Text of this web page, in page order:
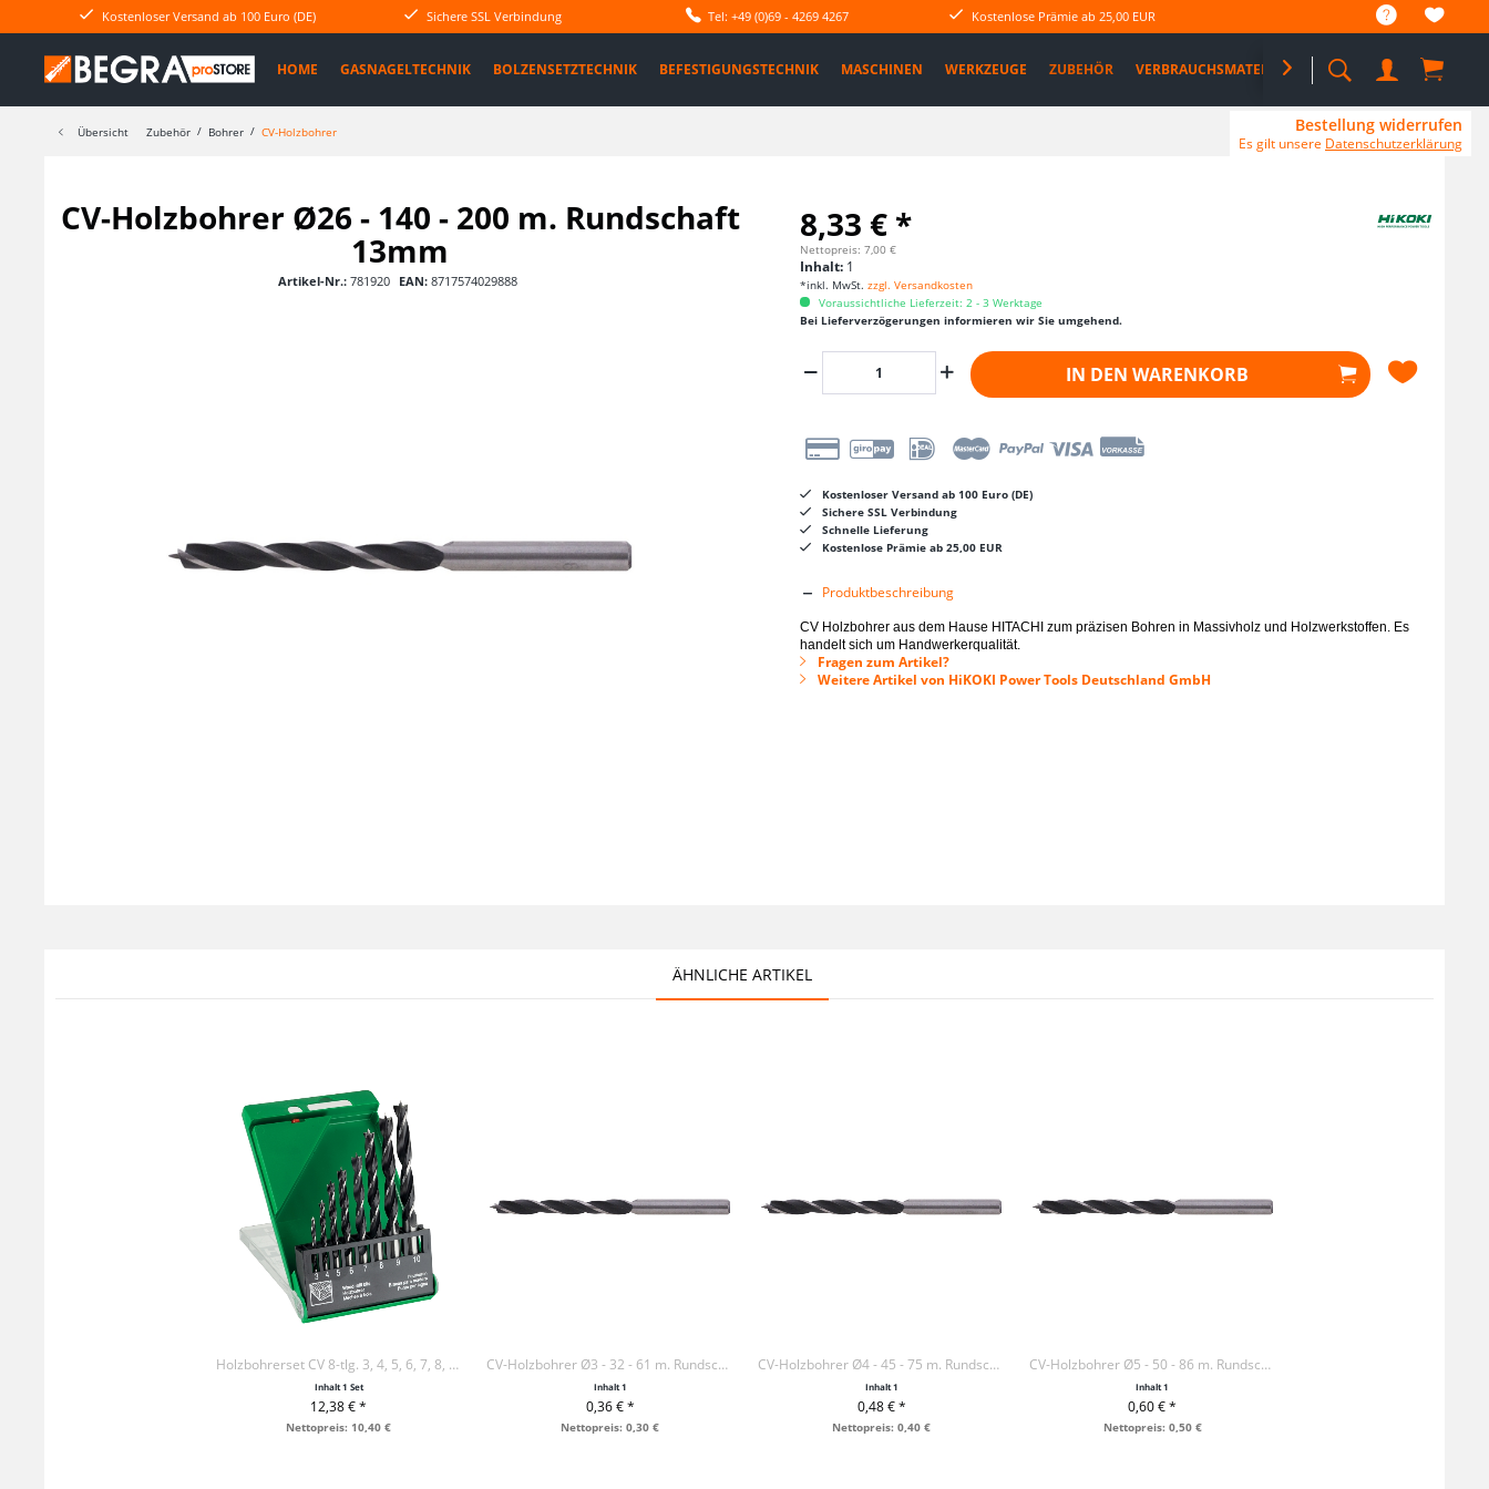
Kostenloser Versand ab 100 Euro (DE) Sichere SSL Verbindung Tel: +49 (0)69 - 4269 4267 Kostenlose Prämie ab 25,00 EUR
HOME GASNAGELTECHNIK BOLZENSETZTECHNIK BEFESTIGUNGSTECHNIK MASCHINEN WERKZEUGE ZUBEHÖR VERBRAUCHSMATERIAL %SALE% PRO DEALS

Übersicht Zubehör Bohrer CV-Holzbohrer
CV-Holzbohrer Ø26 - 140 - 200 m. Rundschaft
13mm
Artikel-Nr.: 781920 EAN: 8717574029888
8,33 € *
Nettopreis: 7,00 €
Inhalt: 1
*inkl. MwSt. zzgl. Versandkosten
Voraussichtliche Lieferzeit: 2 - 3 Werktage
Bei Lieferverzögerungen informieren wir Sie umgehend.
IN DEN WARENKORB
Kostenloser Versand ab 100 Euro (DE)
Sichere SSL Verbindung
Schnelle Lieferung
Kostenlose Prämie ab 25,00 EUR
Produktbeschreibung
CV Holzbohrer aus dem Hause HITACHI zum präzisen Bohren in Massivholz und Holzwerkstoffen. Es
handelt sich um Handwerkerqualität.
Fragen zum Artikel?
Weitere Artikel von HiKOKI Power Tools Deutschland GmbH
ÄHNLICHE ARTIKEL
Holzbohrerset CV 8-tlg. 3, 4, 5, 6, 7, 8, 9 + 10mm
Inhalt1 Set
12,38 € *
+ IN DEN WARENKORB
Nettopreis: 10,40 €
CV-Holzbohrer Ø3 - 32 - 61 m. Rundschaft
Inhalt1
0,36 € *
+ IN DEN WARENKORB
Nettopreis: 0,30 €
CV-Holzbohrer Ø4 - 45 - 75 m. Rundschaft
Inhalt1
0,48 € *
+ IN DEN WARENKORB
Nettopreis: 0,40 €
CV-Holzbohrer Ø5 - 50 - 86 m. Rundschaft
Inhalt1
0,60 € *
+ IN DEN WARENKORB
Nettopreis: 0,50 €
Bestellung widerrufen
Es gilt unsere Datenschutzerklärung